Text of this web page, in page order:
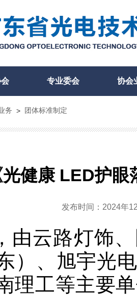
专业委会 协会
务 > 团体标准制定
光健康 LED护
发布时间：2024
由云路灯饰
）、旭宇光
理工等主要